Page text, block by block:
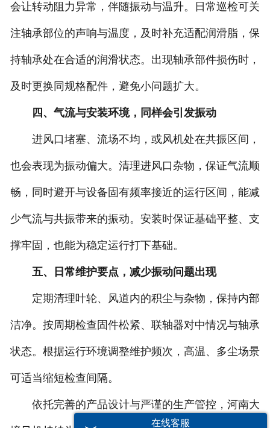
会让转动阻力异常，伴随振动与温升。日常巡检可关
注轴承部位的声响与温度，及时补充适配润滑脂，保
持轴承处在合适的润滑状态。出现轴承部件损伤时，
及时更换同规格配件，避免小问题扩大。
四、气流与安装环境，同样会引发振动
进风口堵塞、流场不均，或风机处在共振区间，
也会表现为振动偏大。清理进风口杂物，保证气流顺
畅，同时避开与设备固有频率接近的运行区间，能减
少气流与共振带来的振动。安装时保证基础平整、支
撑牢固，也能为稳定运行打下基础。
五、日常维护要点，减少振动问题出现
定期清理叶轮、风道内的积尘与杂物，保持内部
洁净。按周期检查固件松紧、联轴器对中情况与轴承
状态。根据运行环境调整维护频次，高温、多尘场景
可适当缩短检查间隔。
依托完善的产品设计与严谨的生产管控，河南大
在线客服